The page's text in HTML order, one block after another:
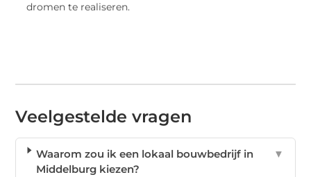
dromen te realiseren.
Veelgestelde vragen
Waarom zou ik een lokaal bouwbedrijf in
Middelburg kiezen?
▼